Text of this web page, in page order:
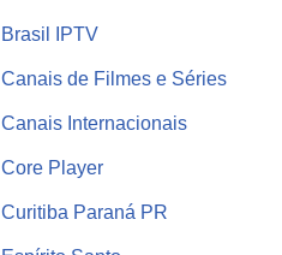
Brasil IPTV
Canais de Filmes e Séries
Canais Internacionais
Core Player
Curitiba Paraná PR